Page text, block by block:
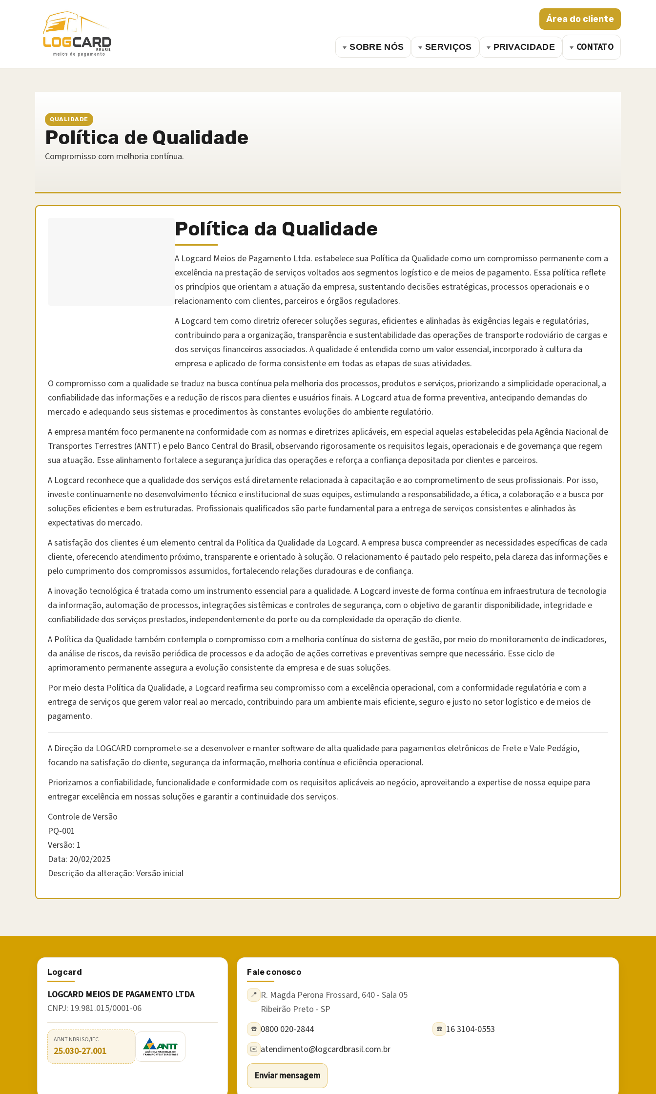
Área do cliente
SOBRE NÓS SERVIÇOS PRIVACIDADE CONTATO
QUALIDADE
Política de Qualidade
Compromisso com melhoria contínua.
Política da Qualidade
A Logcard Meios de Pagamento Ltda. estabelece sua Política da Qualidade como um compromisso permanente com a
excelência na prestação de serviços voltados aos segmentos logístico e de meios de pagamento. Essa política reflete
os princípios que orientam a atuação da empresa, sustentando decisões estratégicas, processos operacionais e o
relacionamento com clientes, parceiros e órgãos reguladores.
A Logcard tem como diretriz oferecer soluções seguras, eficientes e alinhadas às exigências legais e regulatórias,
contribuindo para a organização, transparência e sustentabilidade das operações de transporte rodoviário de cargas e
dos serviços financeiros associados. A qualidade é entendida como um valor essencial, incorporado à cultura da
empresa e aplicado de forma consistente em todas as etapas de suas atividades.
O compromisso com a qualidade se traduz na busca contínua pela melhoria dos processos, produtos e serviços, priorizando a simplicidade operacional, a
confiabilidade das informações e a redução de riscos para clientes e usuários finais. A Logcard atua de forma preventiva, antecipando demandas do
mercado e adequando seus sistemas e procedimentos às constantes evoluções do ambiente regulatório.
A empresa mantém foco permanente na conformidade com as normas e diretrizes aplicáveis, em especial aquelas estabelecidas pela Agência Nacional de
Transportes Terrestres (ANTT) e pelo Banco Central do Brasil, observando rigorosamente os requisitos legais, operacionais e de governança que regem
sua atuação. Esse alinhamento fortalece a segurança jurídica das operações e reforça a confiança depositada por clientes e parceiros.
A Logcard reconhece que a qualidade dos serviços está diretamente relacionada à capacitação e ao comprometimento de seus profissionais. Por isso,
investe continuamente no desenvolvimento técnico e institucional de suas equipes, estimulando a responsabilidade, a ética, a colaboração e a busca por
soluções eficientes e bem estruturadas. Profissionais qualificados são parte fundamental para a entrega de serviços consistentes e alinhados às
expectativas do mercado.
A satisfação dos clientes é um elemento central da Política da Qualidade da Logcard. A empresa busca compreender as necessidades específicas de cada
cliente, oferecendo atendimento próximo, transparente e orientado à solução. O relacionamento é pautado pelo respeito, pela clareza das informações e
pelo cumprimento dos compromissos assumidos, fortalecendo relações duradouras e de confiança.
A inovação tecnológica é tratada como um instrumento essencial para a qualidade. A Logcard investe de forma contínua em infraestrutura de tecnologia
da informação, automação de processos, integrações sistêmicas e controles de segurança, com o objetivo de garantir disponibilidade, integridade e
confiabilidade dos serviços prestados, independentemente do porte ou da complexidade da operação do cliente.
A Política da Qualidade também contempla o compromisso com a melhoria contínua do sistema de gestão, por meio do monitoramento de indicadores,
da análise de riscos, da revisão periódica de processos e da adoção de ações corretivas e preventivas sempre que necessário. Esse ciclo de
aprimoramento permanente assegura a evolução consistente da empresa e de suas soluções.
Por meio desta Política da Qualidade, a Logcard reafirma seu compromisso com a excelência operacional, com a conformidade regulatória e com a
entrega de serviços que gerem valor real ao mercado, contribuindo para um ambiente mais eficiente, seguro e justo no setor logístico e de meios de
pagamento.
A Direção da LOGCARD compromete-se a desenvolver e manter software de alta qualidade para pagamentos eletrônicos de Frete e Vale Pedágio,
focando na satisfação do cliente, segurança da informação, melhoria contínua e eficiência operacional.
Priorizamos a confiabilidade, funcionalidade e conformidade com os requisitos aplicáveis ao negócio, aproveitando a expertise de nossa equipe para
entregar excelência em nossas soluções e garantir a continuidade dos serviços.
Controle de Versão
PQ-001
Versão: 1
Data: 20/02/2025
Descrição da alteração: Versão inicial
Logcard
LOGCARD MEIOS DE PAGAMENTO LTDA
CNPJ: 19.981.015/0001-06
ABNT NBR ISO/IEC
25.030-27.001
Fale conosco
📍 R. Magda Perona Frossard, 640 - Sala 05
Ribeirão Preto - SP
☎️ 0800 020-2844 ☎️ 16 3104-0553
✉️ atendimento@logcardbrasil.com.br
Enviar mensagem